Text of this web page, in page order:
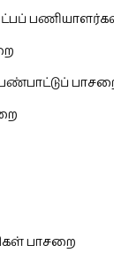
பாசறை